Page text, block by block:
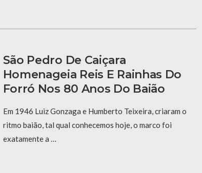
São Pedro De Caiçara
Homenageia Reis E Rainhas Do
Forró Nos 80 Anos Do Baião
Em 1946 Luiz Gonzaga e Humberto Teixeira, criaram o
ritmo baião, tal qual conhecemos hoje, o marco foi
exatamente a …